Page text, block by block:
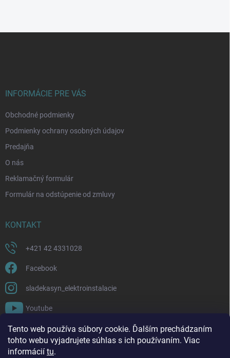
Tento web používa súbory cookie. Ďalším prechádzaním
tohto webu vyjadrujete súhlas s ich používaním. Viac
informácií tu.
INFORMÁCIE PRE VÁS
Obchodné podmienky
Podmienky ochrany osobných údajov
Predajňa
O nás
Reklamačný formulár
Formulár na odstúpenie od zmluvy
KONTAKT
+421 42 4331028
Facebook
sladekasyn_elektroinstalacie
Youtube
FACEBOOK